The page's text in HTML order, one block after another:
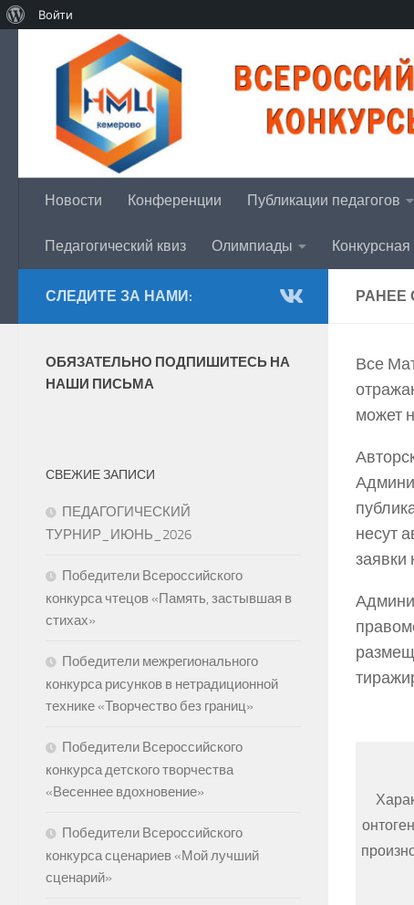
Войти
Перейти к содержимому
Новости Конференции Публикации педагогов
Педагогический квиз Олимпиады
РАНЕЕ
Все
может
несут
заявки
СЛЕДИТЕ ЗА НАМИ:
ОБЯЗАТЕЛЬНО ПОДПИШИТЕСЬ НА
НАШИ ПИСЬМА
СВЕЖИЕ ЗАПИСИ
ПЕДАГОГИЧЕСКИЙ
ТУРНИР_ИЮНЬ_2026
Победители Всероссийского
конкурса чтецов «Память, застывшая в
стихах»
Победители межрегионального
конкурса рисунков в нетрадиционной
технике «Творчество без границ»
Победители Всероссийского
конкурса детского творчества
«Весеннее вдохновение»
Победители Всероссийского
конкурса сценариев «Мой лучший
сценарий»